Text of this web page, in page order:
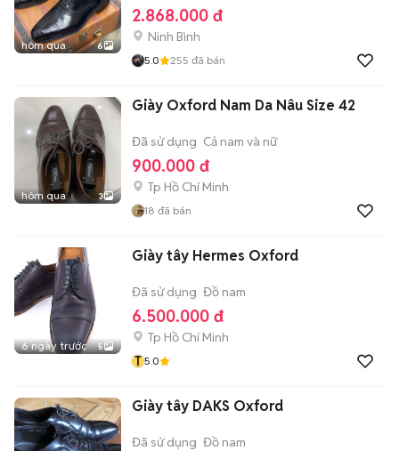
hôm qua 6
2.868.000 đ
Ninh Bình
5.0 255 đã bán
hôm qua 3
Giày Oxford Nam Da Nâu Size 42
Đã sử dụng Cả nam và nữ
900.000 đ
Tp Hồ Chí Minh
18 đã bán
6 ngày trước 5
Giày tây Hermes Oxford
Đã sử dụng Đồ nam
6.500.000 đ
Tp Hồ Chí Minh
T 5.0
Giày tây DAKS Oxford
Đã sử dụng Đồ nam